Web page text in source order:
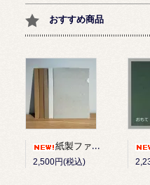
おすすめ商品
紙製ファイル 10枚セット
2,500円(税込)